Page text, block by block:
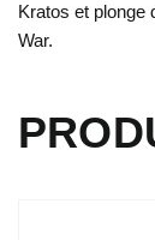
Kratos et plonge
War.